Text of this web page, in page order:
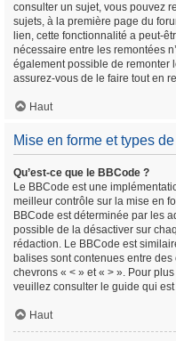
consulter un sujet, vous pouvez
sujets, à la première page du
lien, cette fonctionnalité a peut-
nécessaire entre les remontées
également possible de remonter
assurez-vous de le faire tout en
Haut
Mise en forme et types
Qu’est-ce que le BBCode ?
Le BBCode est une
meilleur contrôle sur la mise en
BBCode est déterminée par les
possible de la désactiver sur
rédaction. Le BBCode est
balises sont contenues entre
chevrons « < » et « > ». Pour
veuillez consulter le guide qui
Haut